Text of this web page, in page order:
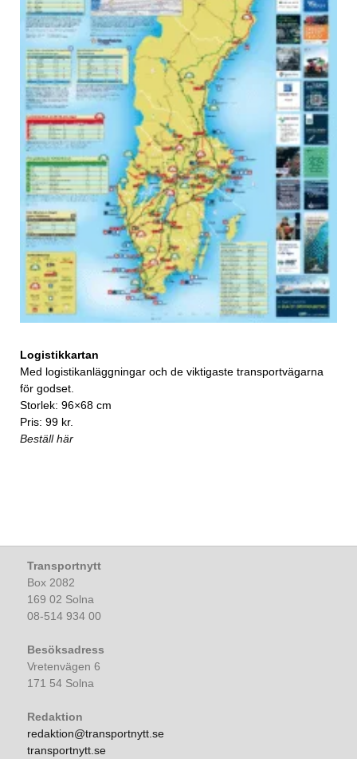
Logistikkartan
Med logistikanläggningar och de viktigaste transportvägarna
för godset.
Storlek: 96×68 cm
Pris: 99 kr.
Beställ här
Transportnytt
Box 2082
169 02 Solna
08-514 934 00
Besöksadress
Vretenvägen 6
171 54 Solna
Redaktion
redaktion@transportnytt.se
transportnytt.se